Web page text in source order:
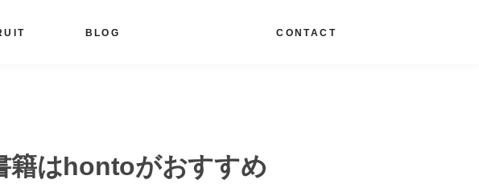
BLOG CONTACT
籍はhontoがおすすめ